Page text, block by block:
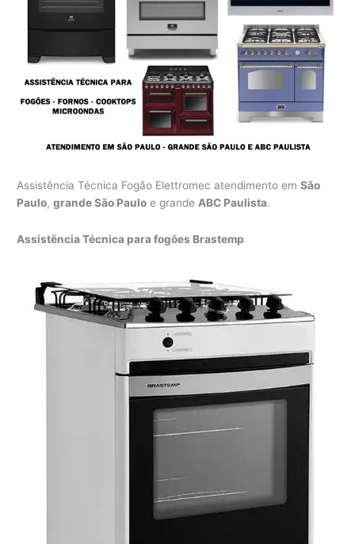
Assistência Técnica Fogão Elettromec atendimento emSão
Paulo,grande São Paulo e grandeABC Paulista.
Assistência Técnica para fogões Brastemp